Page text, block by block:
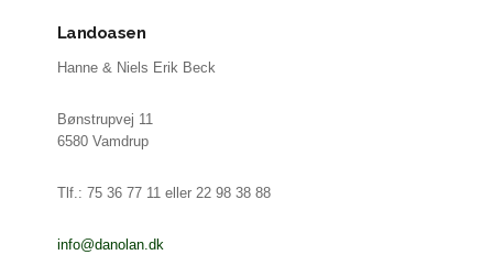
Landoasen
Hanne & Niels Erik Beck
Bønstrupvej 11
6580 Vamdrup
Tlf.: 75 36 77 11 eller 22 98 38 88
info@danolan.dk